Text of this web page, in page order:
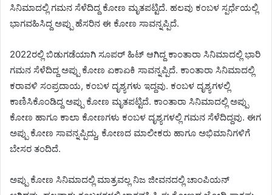
ಸಿನಿಮಾದಲ್ಲಿ ಗಮನ ಸೆಳೆದಿದ್ದ ಕೋಣ ಮೃತಪಟ್ಟಿದೆ. ಹಲವು ಕಂಬಳ ಸ್ಪರ್ಧೆಯಲ್ಲಿ
ಭಾಗವಹಿಸಿದ್ದ ಅಪ್ಪು ಹೆಸರಿನ ಈ ಕೋಣ ಸಾವನ್ನಪ್ಪಿದೆ.
2022ರಲ್ಲಿ ಬಿಡುಗಡೆಯಾಗಿ ಸೂಪರ್ ಹಿಟ್ ಆಗಿದ್ದ ಕಾಂತಾರಾ ಸಿನಿಮಾದಲ್ಲಿ ಭಾರಿ
ಗಮನ ಸೆಳೆದಿದ್ದ ಅಪ್ಪು ಕೋಣ ಏಕಾಏಕಿ ಸಾವನ್ನಪ್ಪಿದೆ. ಕಾಂತಾರಾ ಸಿನಿಮಾದಲ್ಲಿ
ಕರಾವಳಿ ಸಂಪ್ರದಾಯ, ಕಂಬಳ ದೃಶ್ಯಗಳು ಇದ್ದವು. ಕಂಬಳ ದೃಶ್ಯಗಳಲ್ಲಿ
ಕಾಣಿಸಿಕೊಂಡಿದ್ದ ಅಪ್ಪು ಕೋಣ ಮೃತಪಟ್ಟಿದೆ. ಕಾಂತಾರಾ ಸಿನಿಮಾದಲ್ಲಿ ಅಪ್ಪು
ಕೋಣ ಹಾಗೂ ಕಾಲಾ ಕೋಣಗಳು ಕಂಬಳ ದೃಶ್ಯಗಳಲ್ಲಿ ಗಮನ ಸೆಳೆದಿದ್ದವು. ಈಗ
ಅಪ್ಪು ಕೋಣ ಸಾವನ್ನಪ್ಪಿದ್ದು, ಕೋಣದ ಮಾಲೀಕರು ಹಾಗೂ ಅಭಿಮಾನಿಗಳಿಗೆ
ಬೇಸರ ತಂದಿದೆ.
ಅಪ್ಪು ಕೋಣ ಸಿನಿಮಾದಲ್ಲಿ ಮಾತ್ರವಲ್ಲ ನಿಜ ಜೀವನದಲ್ಲಿ ಚಾಂಪಿಯನ್